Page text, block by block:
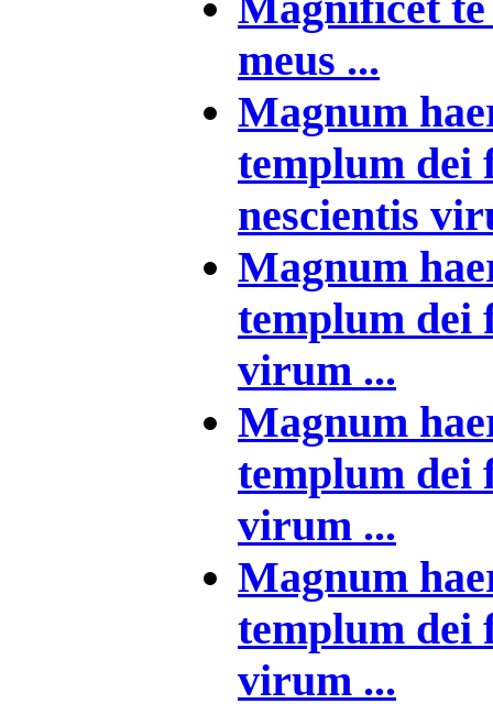
meus ...
Magnum
templum dei
nescientis
Magnum
templum dei
virum ...
Magnum
templum dei
virum ...
Magnum
templum dei
virum ...